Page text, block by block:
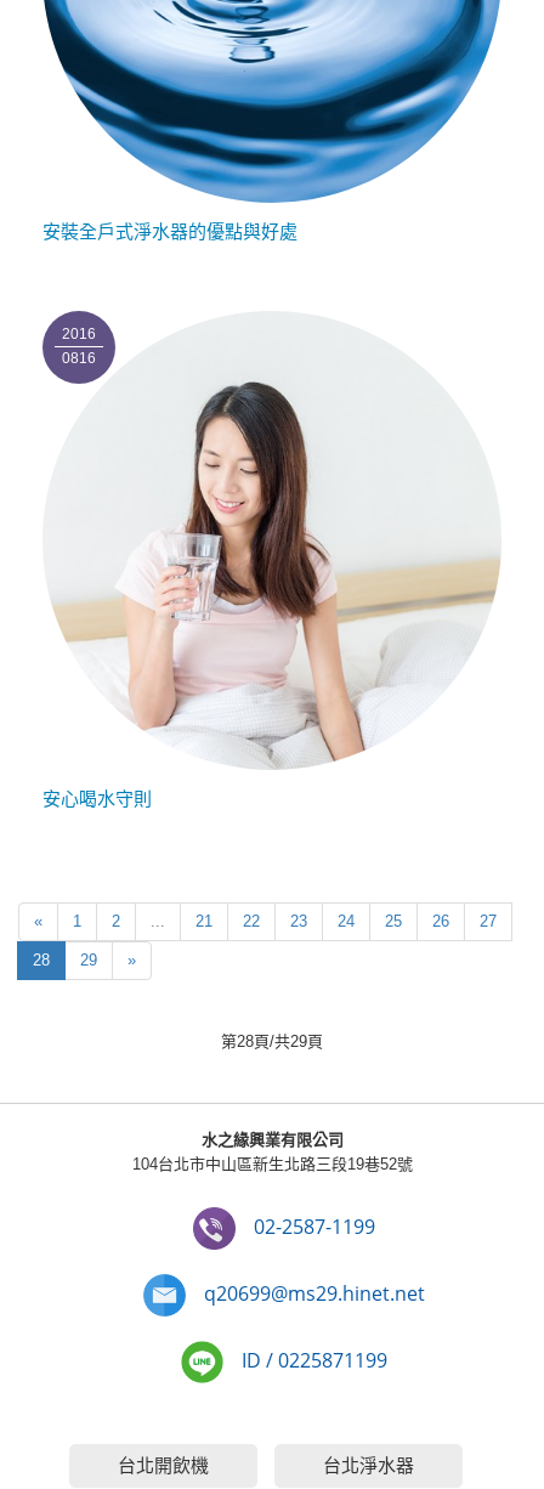
安裝全戶式淨水器的優點與好處
2016
0816
安心喝水守則
« 1 2 ... 21 22 23 24 25 26 27
28 29 »
第28頁/共29頁
水之緣興業有限公司
104台北市中山區新生北路三段19巷52號
02-2587-1199
q20699@ms29.hinet.net
ID / 0225871199
台北開飲機 台北淨水器